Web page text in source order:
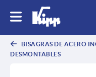
BISAGRAS DE ACERO
DESMONTABLES